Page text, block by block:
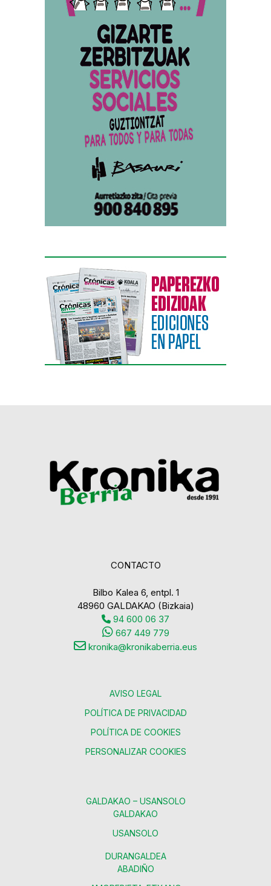
CONTACTO
Bilbo Kalea 6, entpl. 1
48960 GALDAKAO (Bizkaia)
94 600 06 37
667 449 779
kronika@kronikaberria.eus
AVISO LEGAL
POLÍTICA DE PRIVACIDAD
POLÍTICA DE COOKIES
PERSONALIZAR COOKIES
GALDAKAO – USANSOLO
GALDAKAO
USANSOLO
DURANGALDEA
ABADIÑO